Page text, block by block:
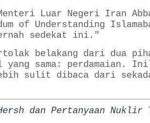
Luar Negeri Iran
of Understanding
sedekat ini."
belakang dari dua
yang sama: perdamaian.
sulit dibaca dari
dan Pertanyaan Nuklir